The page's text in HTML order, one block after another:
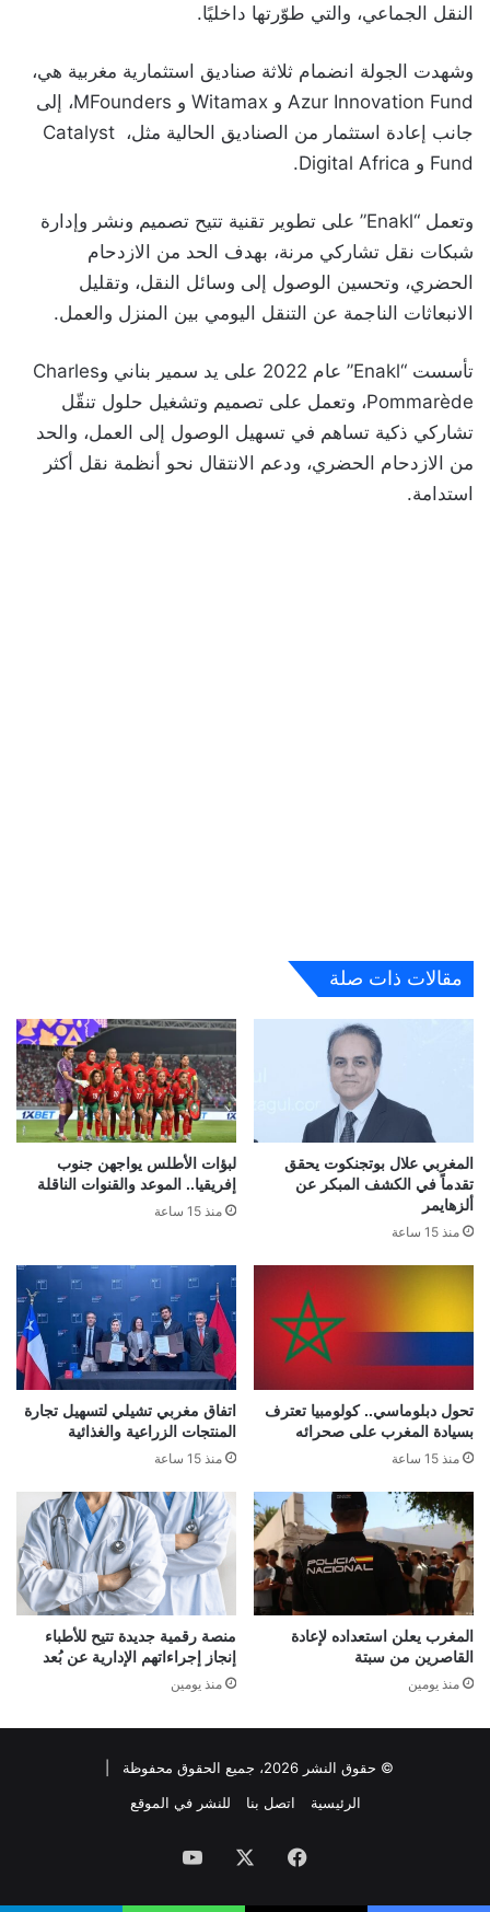
النقل الجماعي، والتي طوّرتها داخليًا.
وشهدت الجولة انضمام ثلاثة صناديق استثمارية مغربية هي،
Azur Innovation Fund و Witamax و MFounders، إلى
جانب إعادة استثمار من الصناديق الحالية مثل، Catalyst
Fund و Digital Africa.
وتعمل “Enakl” على تطوير تقنية تتيح تصميم ونشر وإدارة
شبكات نقل تشاركي مرنة، بهدف الحد من الازدحام
الحضري، وتحسين الوصول إلى وسائل النقل، وتقليل
الانبعاثات الناجمة عن التنقل اليومي بين المنزل والعمل.
تأسست “Enakl” عام 2022 على يد سمير بناني وCharles
Pommarède، وتعمل على تصميم وتشغيل حلول تنقّل
تشاركي ذكية تساهم في تسهيل الوصول إلى العمل، والحد
من الازدحام الحضري، ودعم الانتقال نحو أنظمة نقل أكثر
استدامة.
مقالات ذات صلة
المغربي علال بوتجنكوت يحقق
تقدماً في الكشف المبكر عن
ألزهايمر
منذ 15 ساعة
لبؤات الأطلس يواجهن جنوب
إفريقيا.. الموعد والقنوات الناقلة
منذ 15 ساعة
تحول دبلوماسي.. كولومبيا تعترف
بسيادة المغرب على صحرائه
منذ 15 ساعة
اتفاق مغربي تشيلي لتسهيل تجارة
المنتجات الزراعية والغذائية
منذ 15 ساعة
المغرب يعلن استعداده لإعادة
القاصرين من سبتة
منذ يومين
منصة رقمية جديدة تتيح للأطباء
إنجاز إجراءاتهم الإدارية عن بُعد
منذ يومين
© حقوق النشر 2026، جميع الحقوق محفوظة |
الرئيسية
اتصل بنا للنشر في الموقع
فيسبوك